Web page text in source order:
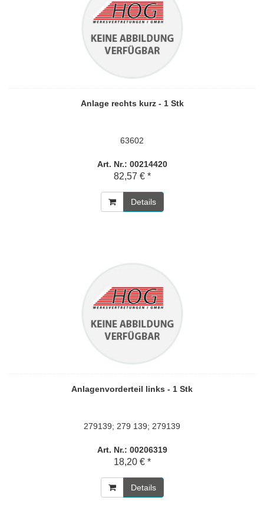
Anlage rechts kurz - 1 Stk
63602
Art. Nr.: 00214420
82,57 € *
Details
Anlagenvorderteil links - 1 Stk
279139; 279 139; 279139
Art. Nr.: 00206319
18,20 € *
Details